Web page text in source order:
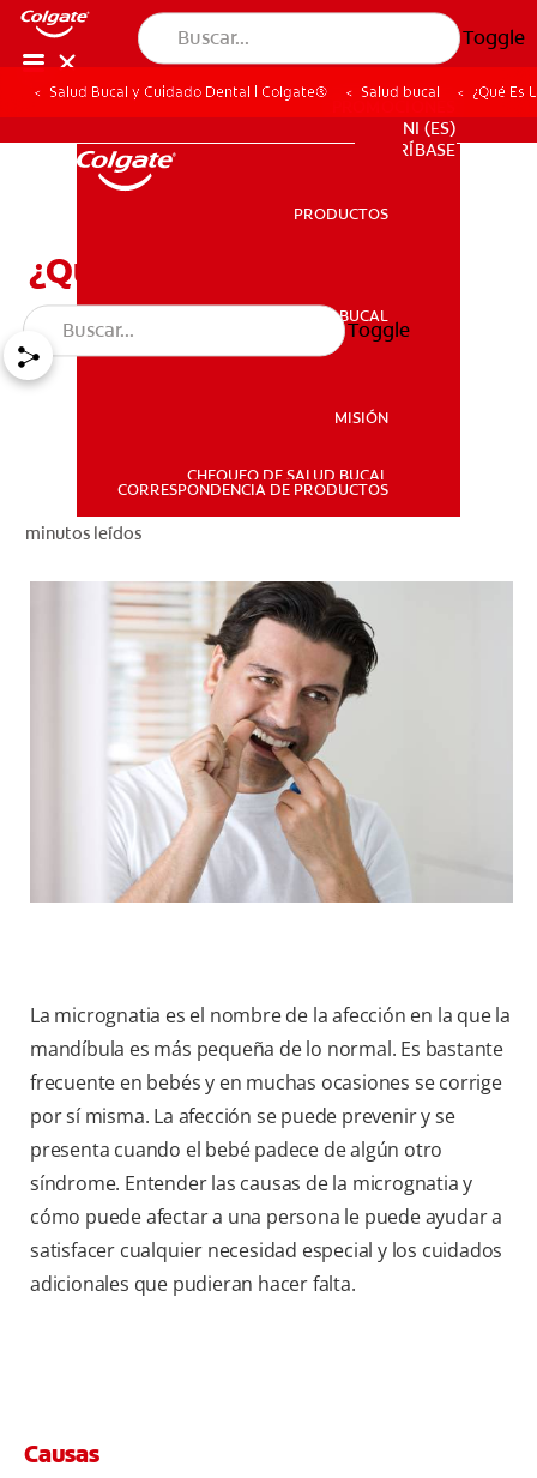
Toggle
SALUD BUCAL
CORRESPONDENCIA DE PRODUCTOS
NI (ES)
SUSCRÍBASE
PRODUCTOS
SALUD BUCAL
MISIÓN
CHEQUEO DE SALUD BUCAL
CORRESPONDENCIA DE PRODUCTOS
Toggle
Salud Bucal y Cuidado Dental | Colgate® Salud bucal ¿Qué Es
¿Qué Es La Micrognatia?
minutos leídos
La micrognatia es el nombre de la afección en la que la
mandíbula es más pequeña de lo normal. Es bastante
frecuente en bebés y en muchas ocasiones se corrige
por sí misma. La afección se puede prevenir y se
presenta cuando el bebé padece de algún otro
síndrome. Entender las causas de la micrognatia y
cómo puede afectar a una persona le puede ayudar a
satisfacer cualquier necesidad especial y los cuidados
adicionales que pudieran hacer falta.
Causas